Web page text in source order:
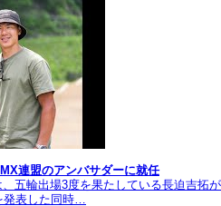
連盟のアンバサダーに就任
五輪出場3度を果たしている長迫吉拓が
表した同時…